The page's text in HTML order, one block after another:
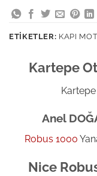
ETIKETLER: KAPI
Kartepe
Anel
Robus 1000
Nice